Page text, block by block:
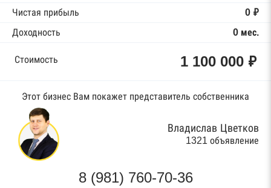
Чистая прибыль
0 ₽
Доходность
0 мес.
Стоимость 1 100 000 ₽
Этот бизнес Вам покажет представитель собственника
Владислав Цветков
1321 объявление
8 (981) 760-70-36